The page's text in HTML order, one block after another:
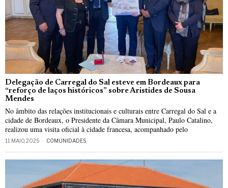
Delegação de Carregal do Sal esteve em Bordeaux para
“reforço de laços históricos” sobre Aristides de Sousa
Mendes
No âmbito das relações institucionais e culturais entre Carregal do Sal e a
cidade de Bordeaux, o Presidente da Câmara Municipal, Paulo Catalino,
realizou uma visita oficial à cidade francesa, acompanhado pelo
11 MAIO, 2025 COMUNIDADES